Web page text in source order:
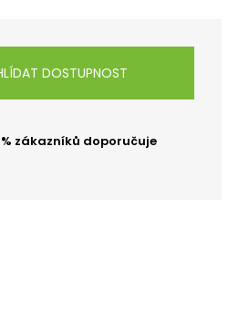
DOSTUPNOST
zákazníků doporučuje